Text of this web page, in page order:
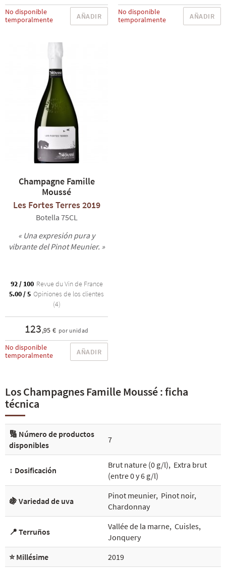
No disponible
temporalmente
AÑADIR
No disponible
temporalmente
AÑADIR
Champagne Famille
Moussé
Les Fortes Terres 2019
Botella 75CL
« Una expresión pura y
vibrante del Pinot Meunier. »
92 / 100 Revue du Vin de France
5.00 / 5 Opiniones de los clientes
(4)
123,95 € por unidad
No disponible
temporalmente
AÑADIR
Los Champagnes Famille Moussé : ficha
técnica
🔢 Número de productos
disponibles
7
↕️ Dosificación
Brut nature (0 g/l), Extra brut
(entre 0 y 6 g/l)
🍇 Variedad de uva
Pinot meunier, Pinot noir,
Chardonnay
📍 Terruños
Vallée de la marne, Cuisles,
Jonquery
⭐ Millésime
2019